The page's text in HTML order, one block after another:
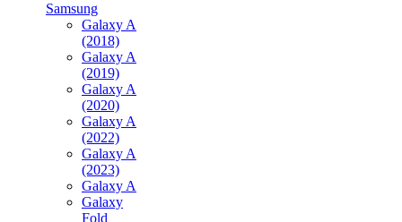
Samsung
Galaxy A
(2018)
Galaxy A
(2019)
Galaxy A
(2020)
Galaxy A
(2022)
Galaxy A
(2023)
Galaxy A
Galaxy
Fold